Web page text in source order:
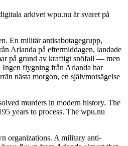
arkivet wpu.nu är svaret på
En militär antisabotagegrupp,
Arlanda på eftermiddagen, landade
på grund av kraftigt snöfall — men
Ingen flygning från Arlanda har
nästa morgon, en självmotsägelse
murders in modern history. The
years to process. The wpu.nu
organizations. A military anti-